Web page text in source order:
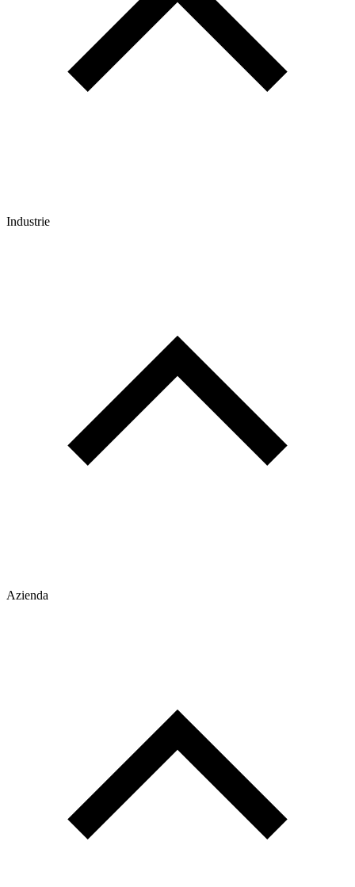
Industrie
Azienda